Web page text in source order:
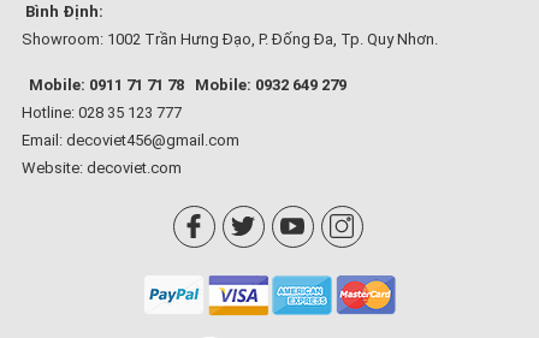
Bình Định:
Showroom: 1002 Trần Hưng Đạo, P. Đống Đa, Tp. Quy Nhơn.
Mobile: 0911 71 71 78
Mobile: 0932 649 279
Hotline: 028 35 123 777
Email: decoviet456@gmail.com
Website: decoviet.com